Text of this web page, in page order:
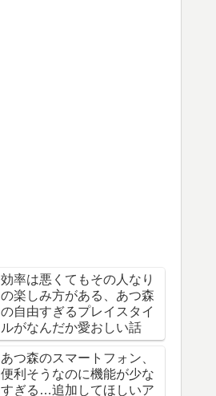
効率は悪くてもその人なり
の楽しみ方がある、あつ森
の自由すぎるプレイスタイ
ルがなんだか愛おしい話
あつ森のスマートフォン、
便利そうなのに機能が少な
すぎる…追加してほしいア